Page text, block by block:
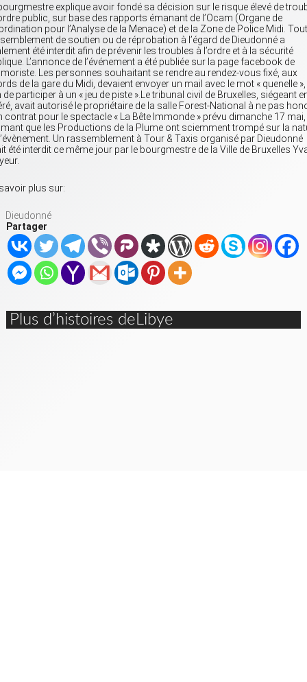
explique avoir fondé sa décision sur le risque élevé de
public, sur base des rapports émanant de l’Ocam (Organe de
pour l’Analyse de la Menace) et de la Zone de Police Midi. Tout
de soutien ou de réprobation à l’égard de Dieudonné a
été interdit afin de prévenir les troubles à l’ordre et à la sécurité
L’annonce de l’événement a été publiée sur la page facebook de
Les personnes souhaitant se rendre au rendez-vous fixé, aux
de la gare du Midi, devaient envoyer un mail avec le mot « quenelle »,
de participer à un « jeu de piste ».Le tribunal civil de Bruxelles, siégeant
avait autorisé le propriétaire de la salle Forest-National à ne pas
contrat pour le spectacle « La Bête Immonde » prévu dimanche 17 mai,
que les Productions de la Plume ont sciemment trompé sur la
Un rassemblement à Tour & Taxis organisé par Dieudonné
été interdit ce même jour par le bourgmestre de la Ville de Bruxelles
plus sur:
Dieudonné
Partager
Plus d’histoires deLibye